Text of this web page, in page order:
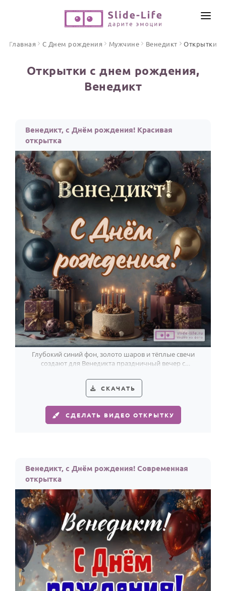
Открытки
Стихи и тексты
ПРАЗДНИКИ
С Днем рождения
Юбилей
Свадьба
Годовщина свадьбы
Календарь праздников
КОМУ
Женщине
Мужчине
Маме
Папе
Детям
Все родственники
ПЕРСОНАЛЬНЫЕ
Пожелания
ИНСТРУМЕНТЫ
ОТЗЫВЫ
Главная С Днем рождения Мужчине Венедикт Открытки
Открытки с днем рождения,
Венедикт
Венедикт, с Днём рождения! Красивая
открытка
Глубокий синий фон, золото шаров и тёплые свечи
создают для Венедикта праздничный вечер с
СКАЧАТЬ
СДЕЛАТЬ ВИДЕО ОТКРЫТКУ
Венедикт, с Днём рождения! Современная
открытка